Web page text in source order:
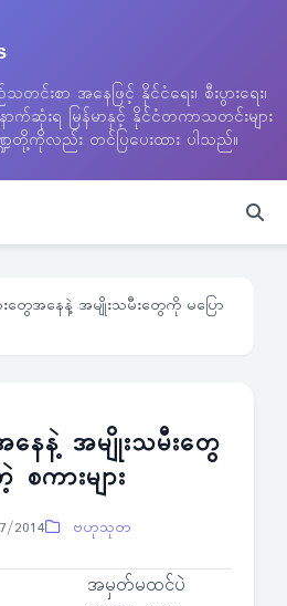
င်းစာ အနေဖြင့် နိုင်ငံရေး၊ စီးပွားရေး၊
ာက်ဆုံးရ မြန်မာနှင့် နိုင်ငံတကာသတင်းများ
တို့ကိုလည်း တင်ပြပေးထား ပါသည်။
းတွေအနေနဲ့ အမျိုးသမီးတွေကို မပြော
နေနဲ့ အမျိုးသမီးတွေ
ကားများ
2014 ဗဟုသုတ
အမှတ်မထင်ပဲ